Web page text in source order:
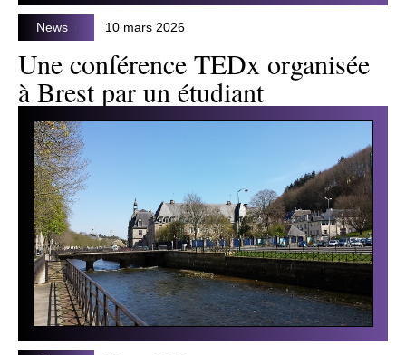
News 10 mars 2026
Une conférence TEDx organisée
à Brest par un étudiant